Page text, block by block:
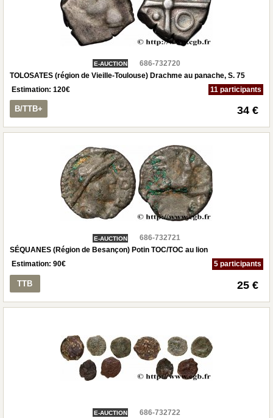
E-AUCTION
686-732720
TOLOSATES (région de Vieille-Toulouse) Drachme au panache, S. 75
Estimation: 120€ 11 participants
B/TTB+ 34 €
E-AUCTION
686-732721
SÉQUANES (Région de Besançon) Potin TOC/TOC au lion
Estimation: 90€ 5 participants
TTB 25 €
E-AUCTION
686-732722